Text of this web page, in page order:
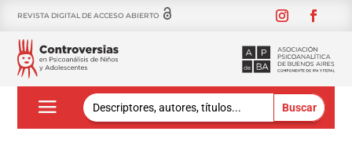
REVISTA DIGITAL DE ACCESO ABIERTO
Buscar: